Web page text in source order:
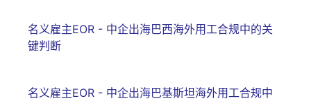
名义雇主EOR - 中企出海巴西海外用工合规中的关
键判断
名义雇主EOR - 中企出海巴基斯坦海外用工合规中